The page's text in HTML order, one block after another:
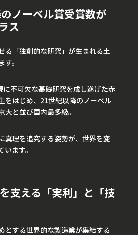
ノーベル賞受賞数が
ス
る「独創的な研究」が生まれる土
。
に不可欠な基礎研究を成し遂げた赤
をはじめ、21世紀以降のノーベル
大と並び国内最多級。
真理を追究する姿勢が、世界を変
ます。
支える「実利」と「技
とする世界的な製造業が集結する